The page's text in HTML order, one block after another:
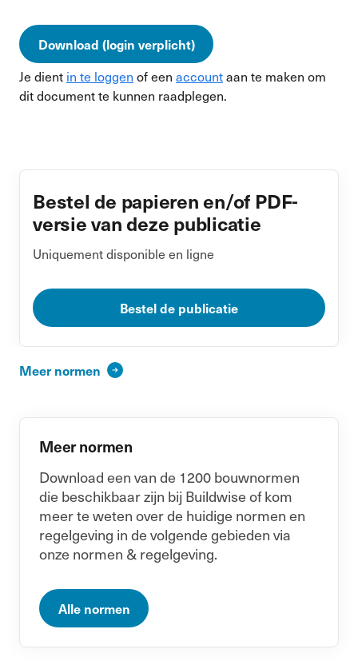
Download (login verplicht)
Je dient in te loggen of een accountaan te maken om
dit document te kunnen raadplegen.
Bestel de papieren en/of PDF-
versie van deze publicatie
Uniquement disponible en ligne
Bestel de publicatie
Meer normen
Meer normen
Download een van de 1200 bouwnormen
die beschikbaar zijn bij Buildwise of kom
meer te weten over de huidige normen en
regelgeving in de volgende gebieden via
onze normen & regelgeving.
Alle normen